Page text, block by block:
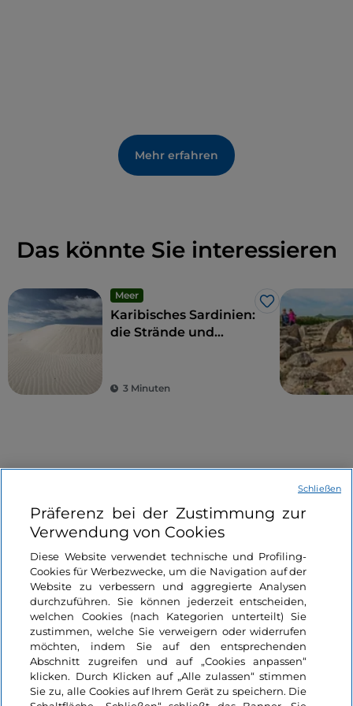
Mehr erfahren
Das könnte Sie interessieren
Meer
Like
Karibisches Sardinien:
die Strände und
3 Minuten
Informationen über die Seite
Nützliche Links
Login
Bleiben wir in Kontakt
Präferenz bei der Zustimmung zur
Verwendung von Cookies
Diese Website verwendet technische und Profiling-
Cookies für Werbezwecke, um die Navigation auf der
Website zu verbessern und aggregierte Analysen
durchzuführen. Sie können jederzeit entscheiden,
welchen Cookies (nach Kategorien unterteilt) Sie
zustimmen, welche Sie verweigern oder widerrufen
möchten, indem Sie auf den entsprechenden
Abschnitt zugreifen und auf „Cookies anpassen“
klicken. Durch Klicken auf „Alle zulassen“ stimmen
Sie zu, alle Cookies auf Ihrem Gerät zu speichern. Die
Schließen